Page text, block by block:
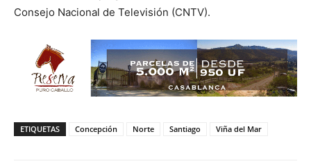
Consejo Nacional de Televisión (CNTV).
ETIQUETAS Concepción Norte Santiago Viña del Mar